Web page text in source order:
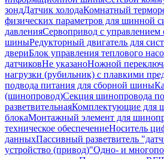
зондДатчик холодаКомнатный
физических параметров для шинной
давленияСервопривод с управлением
шиныРедукторный двигатель для
двериБлок управления теплового
датчиковНе указаноНожной
нагрузки (рубильник) с плавкими
подвода питания для сборной шины
(шинопровод)Секция шинопровода
разветвительнаяКомплектующие для
блокаМонтажный элемент для
техническое обеспечениеНоситель
данныхПассивный разветвитель
устройство (привод)"Одно- и